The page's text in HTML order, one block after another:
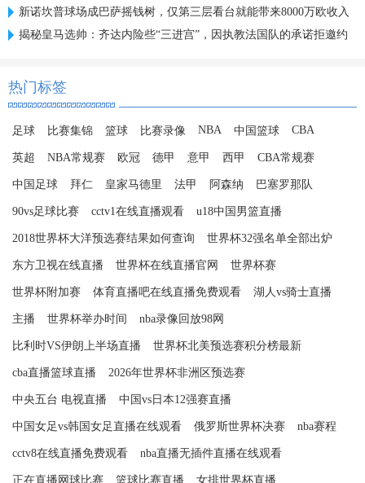
新诺坎普球场成巴萨摇钱树，仅第三层看台就能带来8000万欧收入
揭秘皇马选帅：齐达内险些“三进宫”，因执教法国队的承诺拒邀约
热门标签
足球 比赛集锦 篮球 比赛录像 NBA 中国篮球 CBA
英超 NBA常规赛 欧冠 德甲 意甲 西甲 CBA常规赛
中国足球 拜仁 皇家马德里 法甲 阿森纳 巴塞罗那队
90vs足球比赛 cctv1在线直播观看 u18中国男篮直播
2018世界杯大洋预选赛结果如何查询 世界杯32强名单全部出炉
东方卫视在线直播 世界杯在线直播官网 世界杯赛
世界杯附加赛 体育直播吧在线直播免费观看 湖人vs骑士直播
主播 世界杯举办时间 nba录像回放98网
比利时VS伊朗上半场直播 世界杯北美预选赛积分榜最新
cba直播篮球直播 2026年世界杯非洲区预选赛
中央五台 电视直播 中国vs日本12强赛直播
中国女足vs韩国女足直播在线观看 俄罗斯世界杯决赛 nba赛程
cctv8在线直播免费观看 nba直播无插件直播在线观看
正在直播网球比赛 篮球比赛直播 女排世界杯直播